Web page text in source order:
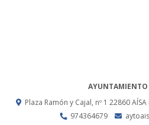
AYUNTAMIENTO
Plaza Ramón y Cajal, nº 1 22860 AÍSA
974364679